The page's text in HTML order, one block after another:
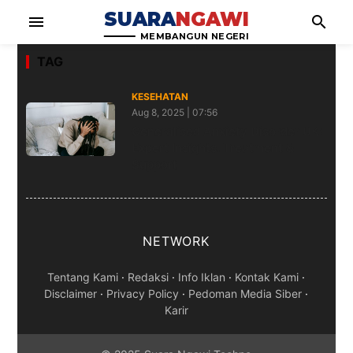
menu SUARANGAWI
MEMBANGUN NEGERI
search
TAG
KESEHATAN
Aug 8, 2025 | 07:56
NETWORK
Tentang Kami · Redaksi · Info Iklan · Kontak Kami ·
Disclaimer · Privacy Policy · Pedoman Media Siber ·
Karir